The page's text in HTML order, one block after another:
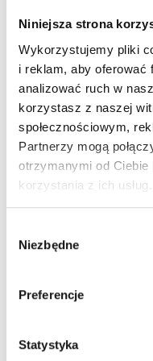
Niniejsza strona
Wykorzystujemy pliki
i reklam, aby oferować
analizować ruch w
korzystasz z naszej
społecznościowym,
Partnerzy mogą
otrzymanymi od
korzystania z ich usług.
zgody
Niezbędne
Preferencje
Statystyka
INFORMACJE I
Nieodpowiednie dla
względu na
bądź zadławienia.
opakowanie
INNI KLIENCI